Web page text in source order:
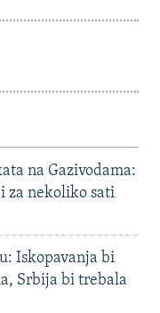
na Gazivodama:
za nekoliko sati
Iskopavanja bi
Srbija bi trebala